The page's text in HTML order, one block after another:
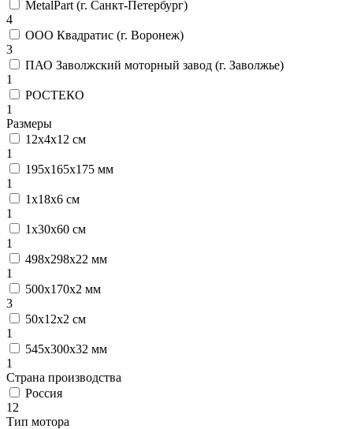
MetalPart (г. Санкт-Петербург)
4
ООО Квадратис (г. Воронеж)
3
ПАО Заволжский моторный завод (г. Заволжье)
1
РОСТЕКО
1
Размеры
12х4х12 см
1
195x165x175 мм
1
1х18х6 см
1
1х30х60 см
1
498х298х22 мм
1
500х170х2 мм
3
50х12х2 см
1
545х300х32 мм
1
Страна производства
Россия
12
Тип мотора